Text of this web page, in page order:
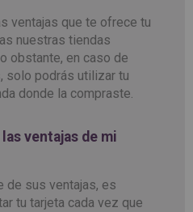
ventajas que te ofrece tu
nuestras tiendas
obstante, en caso de
solo podrás utilizar tu
donde la compraste.
ventajas de mi
de sus ventajas, es
tu tarjeta cada vez que